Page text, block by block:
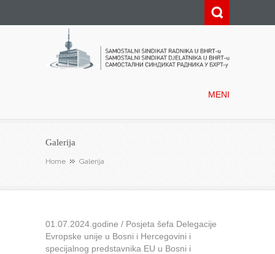
MENI
Galerija
Home Galerija
01.07.2024.godine / Posjeta šefa Delegacije
Evropske unije u Bosni i Hercegovini i
specijalnog predstavnika EU u Bosni i